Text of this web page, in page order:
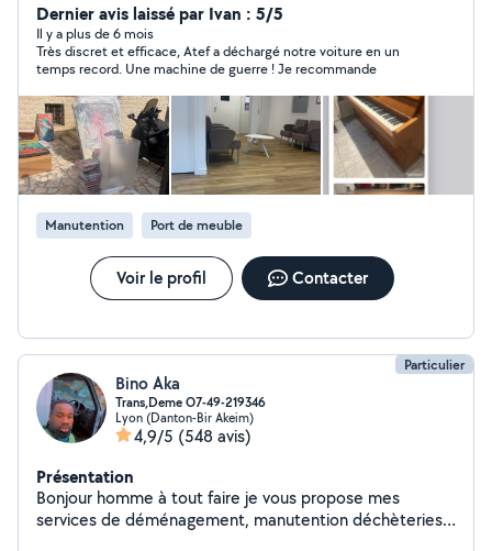
Dernier avis laissé par Ivan : 5/5
Il y a plus de 6 mois
Très discret et efficace, Atef a déchargé notre voiture en un
temps record. Une machine de guerre ! Je recommande
Manutention Port de meuble
Voir le profil Contacter
Particulier
Bino Aka
Trans,Deme O7-49-219346
Lyon (Danton-Bir Akeim)
4,9/5 (548 avis)
Présentation
Bonjour homme à tout faire je vous propose mes
services de déménagement, manutention déchèteries.